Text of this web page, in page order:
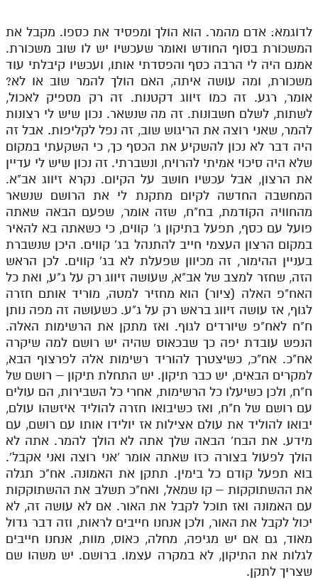
לדוגמא: אדם מהמר. הוא הולך ומפסיד את כספו. מקבל את
המשכורת בסוף החודש ואומר שעכשיו יש לו שוב משכורת.
אמנם היה לי הרבה כסף והפסדתי אותו, ועכשיו קיבלתי עוד
משכורת, ומה עושה איתה, האם הולך להמר שוב או לא?
אומר, רגע. זה כמו זיווג דקטנות. זה רק מספיק לאכול,
לשתות, לשלם חשבונות. זה מה שנשאר. נכון שיש לי רצונות
להמר, שאני רוצה את הריגוש שוב, זה נפל לקליפות. אבל זה
היה דבר לא נכון להשקיע את הכסף כך, כי השקעתי במקום
שלא היה סיכוי אמיתי להרויח, ונשברתי. זה נכון שיש לי עדיין
את הרצון, אבל עכשיו חושב על הקיום. נקרא זיווג אב"א.
המחשבה החדשה לקיום מתקנת לי את הרושם שנשאר
מהחוויה הקודמת, בח"ח, שזה אומר, שפעם הבאה שאתה
פועל עם כסף, תפעל בתיקון ג' קווים, כי כשאתה בא להאיר
במקום הרצון העצמי חייב להתנהל בג' קווים. היכן שנשברת
בעניין ההימור, זה מכיוון שפעלת לא בג' קווים. לכן הראש
הזה, שחזר למצב של אב"א, שעושה זיווג רק על ג"ע, ואת כל
האח"פ האלה (ציור) הוא מחזיר למטה, מוריד אותם חזרה
לגוף, אז עושה זיווג בראש רק על ג"ע. כשעושה זה מפה נותן
ח"ח לאח"פ שיורדים לגוף. ואז מתקן את הרשימות האלה.
הנפש עובדת יפה כך שבכאוס שהיה יש רושם למה שיקרה
אח"כ. אח"כ, כשיצטרך להוריד רשימות אלה לפרצוף הבא,
למקרים הבאים, יש כבר תיקון. יש התחלת תיקון – רושם של
ח"ח, ולכן כשיעלו כל הרשימות, אחרי כל השבירות, הם עולים
עם רושם של ח"ח, ואז כשיבואו חזרה להוליד איזשהו עולם,
יבואו להוליד את עולם אצילות אז יולידו אותו עם רושם, עם
מידע. את הבח' הבאה שלך אתה לא הולך להמר. אתה לא
הולך לפעול בצורה כזו שאתה אומר 'אני רוצה ואני אקבל'.
בוא תפעל קודם כל בימין. תתקן את האמונה. אח"כ תגלה
את ההשתוקקות – קו שמאל, ואח"כ תשלב את ההשתוקקות
עם האמונה ואז תוכל לקבל את האור. אם לא עושה זה, לא
יכול לקבל את האור, ולכן אנחנו חייבים לראות, וזה דבר גדול
מאוד, גם אם יש מגיפה, מחלה, כאוס, מוות, אנחנו חייבים
לגלות את התיקון, לא במקרה עצמו. ברושם. יש משהו שם
שצריך לתקן.